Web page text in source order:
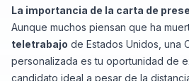
La importancia de la carta de
Aunque muchos piensan que ha
teletrabajo de Estados Unidos, una
personalizada es tu oportunidad de
candidato ideal a pesar de la